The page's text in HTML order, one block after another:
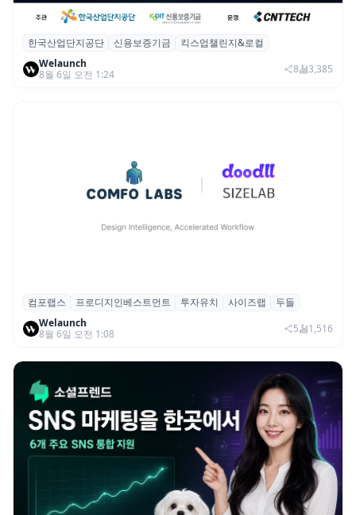
산단공·신보, 2026 ‘킥스업 챌린지&로컬’ 참
여 스타트업 모집
한국산업단지공단 신용보증기금
킥스업챌린지&로컬
Welaunch
8월 6일 오전 1:24
8 3,385
컴포랩스, 프로디지인베스트먼트로부터 시
드 투자 유치
컴포랩스 프로디지인베스트먼트 투자유치 사이즈랩
두들
Welaunch
8월 6일 오전 1:08
5 1,516